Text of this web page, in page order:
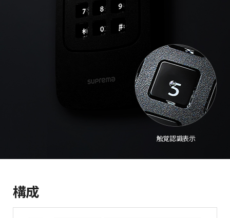
触覚認識表示
構成